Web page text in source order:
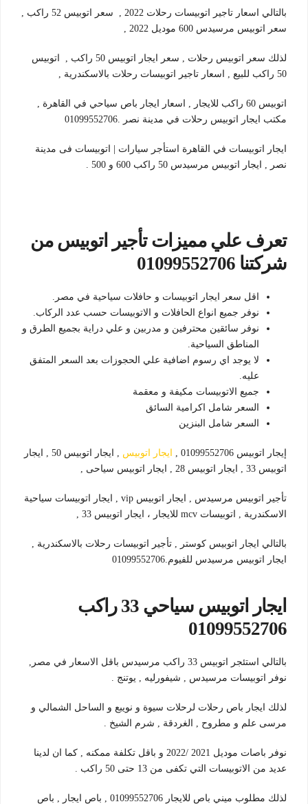
بالتالي اسعار تاجير اتوبيسات رحلات 2022 , سعر اتوبيس 52 راكب ,
سعر اتوبيس مرسيدس 600 موديل 2022 ,
لذلك سعر اتوبيس رحلات , سعر ايجار اتوبيس 50 راكب , اتوبيس
50 راكب للبيع , اسعار تاجير اتوبيسات رحلات بالاسكندرية ,
اتوبيس 60 راكب للايجار , اسعار ايجار باص سياحي في القاهرة ,
مكتب ايجار اتوبيس رحلات في مدينة نصر .01099552706
ايجار اتوبيسات في القاهرة استأجر سيارات | اتوبيسات فى مدينة
نصر , ايجار اتوبيس مرسيدس 50 راكب 600 و 500 .
تعرف علي مميزات تأجير اتوبيس من
شركتنا 01099552706
اقل سعر ايجار اتوبيسات و حافلات سياحية في مصر.
نوفر جميع انواع الحافلات و الاتوبيسات حسب عدد الركاب.
نوفر سائقين محترفين و مدربين و علي دراية بجميع الطرق و
المناطق السياحية.
لا يوجد اي رسوم اضافية علي الحجوزات بعد السعر المتفق
عليه.
جميع الاتوبيسات مكيفة و معقمة
السعر شامل اكرامية السائق
السعر شامل البنزين
إيجار اتوبيس 01099552706 , ايجار اتوبيس
, ايجار اتوبيس 50 , ايجار
اتوبيس 33 , ايجار اتوبيس 28 , ايجار اتوبيس سياحى ,
تأجير اتوبيس مرسيدس , ايجار اتوبيس vip , ايجار اتوبيسات سياحية
الاسكندرية , اتوبيسات mcv للايجار ، ايجار اتوبيس 33 ,
بالتالي ايجار اتوبيس كوستر , تأجير اتوبيسات رحلات بالاسكندرية ,
ايجار اتوبيس مرسيدس للفيوم.01099552706
ايجار اتوبيس سياحي 33 راكب
01099552706
بالتالي استئجر اتوبيس 33 راكب مرسيدس باقل الاسعار في مصر,
نوفر اتوبيسات مرسيدس , شيفورليه , يوتنج .
لذلك ايجار باص رحلات لرحلات سيوة و نويبع و الساحل الشمالي و
مرسى علم و مطروح , الغردقة , شرم الشيخ .
نوفر باصات موديل 2021 /2022 و باقل تكلفة ممكنه , كما ان لدينا
عديد من الاتوبيسات التي تكفى من 13 حتى 50 راكب .
لذلك مطلوب ميني باص للايجار 01099552706 , باص ايجار , باص